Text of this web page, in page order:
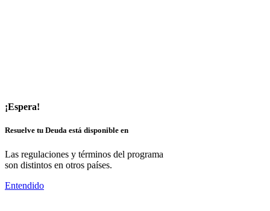
¡Espera!
Resuelve tu Deuda está disponible en
Las regulaciones y términos del programa
son distintos en otros países.
Entendido